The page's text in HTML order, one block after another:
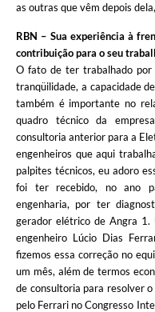
as outras que vêm depois
RBN – Sua experiência à
contribuição para o seu
O fato de ter trabalhado
tranqüilidade, a capacidade
também é importante no
quadro técnico da
consultoria anterior para a
engenheiros que aqui
palpites técnicos, eu adoro
foi ter recebido, no ano
engenharia, por ter
gerador elétrico de Angra 1.
engenheiro Lúcio Dias
fizemos essa correção no
um mês, além de termos
de consultoria para resolver
pelo Ferrari no Congresso